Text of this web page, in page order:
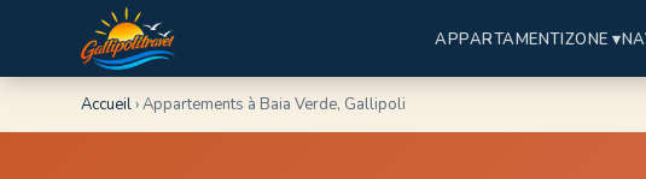
APPARTAMENTIZONE ▾
Accueil›Appartements à Baia Verde, Gallipoli